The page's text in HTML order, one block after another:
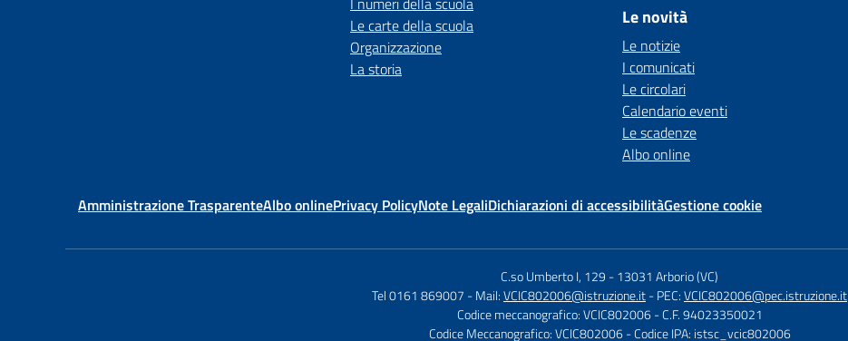
Le carte della scuola
Organizzazione
La storia
Le novità
Le notizie
I comunicati
Le circolari
Calendario eventi
Le scadenze
Albo online
Amministrazione TrasparenteAlbo onlinePrivacy PolicyNote LegaliDichiarazioni di accessibilitàGestione cookie
C.so Umberto I, 129 -13031 Arborio (VC)
Tel 0161 869007 - Mail:VCIC802006@istruzione.it- PEC:VCIC802006@pec.istruzione.it
Codice meccanografico: VCIC802006 - C.F. 94023350021
Codice Meccanografico: VCIC802006 - Codice IPA: istsc_vcic802006